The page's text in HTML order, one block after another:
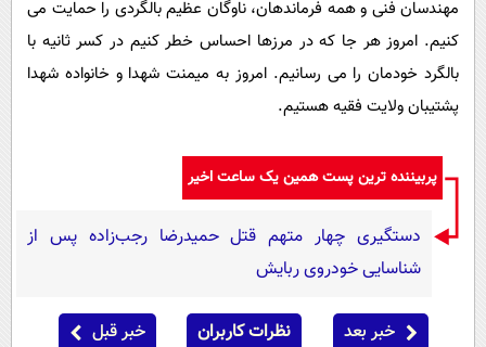
مهندسان فنی و همه فرماندهان، ناوگان عظیم بالگردی را حمایت می
کنیم. امروز هر جا که در مرزها احساس خطر کنیم در کسر ثانیه با
بالگرد خودمان را می رسانیم. امروز به میمنت شهدا و خانواده شهدا
پشتیبان ولایت فقیه هستیم.
پربیننده ترین پست همین یک ساعت اخیر
دستگیری چهار متهم قتل حمیدرضا رجب‌زاده پس از
شناسایی خودروی ربایش
خبر بعد نظرات کاربران خبر قبل